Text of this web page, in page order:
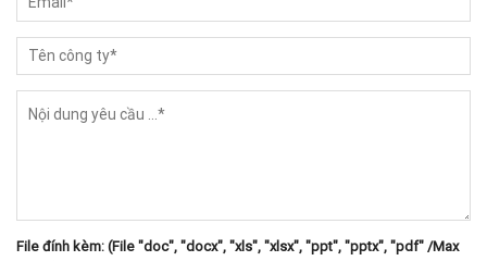
File đính kèm: (File "doc", "docx", "xls", "xlsx", "ppt", "pptx", "pdf" /Max